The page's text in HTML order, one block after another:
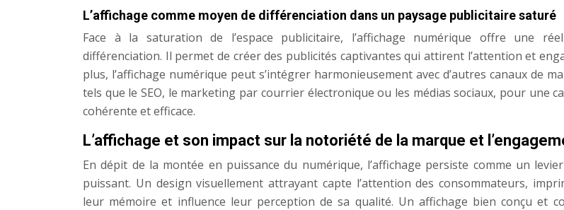
L’affichage comme moyen de différenciation dans un paysage publicitaire saturé
Face à la saturation de l’espace publicitaire, l’affichage numérique offre une
différenciation. Il permet de créer des publicités captivantes qui attirent l’attention et
plus, l’affichage numérique peut s’intégrer harmonieusement avec d’autres canaux de
tels que le SEO, le marketing par courrier électronique ou les médias sociaux, pour une
cohérente et efficace.
L’affichage et son impact sur la notoriété de la marque et
En dépit de la montée en puissance du numérique, l’affichage persiste comme un
puissant. Un design visuellement attrayant capte l’attention des consommateurs,
leur mémoire et influence leur perception de sa qualité. Un affichage bien conçu et